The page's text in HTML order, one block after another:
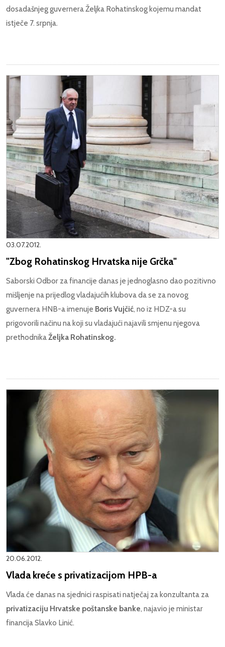
dosadašnjeg guvernera Željka Rohatinskog kojemu mandat
istječe 7. srpnja.
03.07.2012.
"Zbog Rohatinskog Hrvatska nije Grčka"
Saborski Odbor za financije danas je jednoglasno dao pozitivno
mišljenje na prijedlog vladajućih klubova da se za novog
guvernera HNB-a imenuje Boris Vujčić, no iz HDZ-a su
prigovorili načinu na koji su vladajući najavili smjenu njegova
prethodnikaŽeljka Rohatinskog.
20.06.2012.
Vlada kreće s privatizacijom HPB-a
Vlada će danas na sjednici raspisati natječaj za konzultanta za
privatizaciju Hrvatske poštanske banke, najavio je ministar
financija Slavko Linić.